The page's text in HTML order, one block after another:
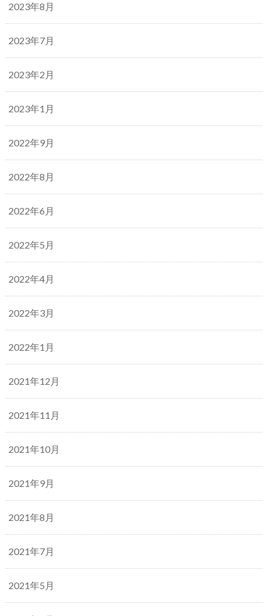
2023年8月
2023年7月
2023年2月
2023年1月
2022年9月
2022年8月
2022年6月
2022年5月
2022年4月
2022年3月
2022年1月
2021年12月
2021年11月
2021年10月
2021年9月
2021年8月
2021年7月
2021年5月